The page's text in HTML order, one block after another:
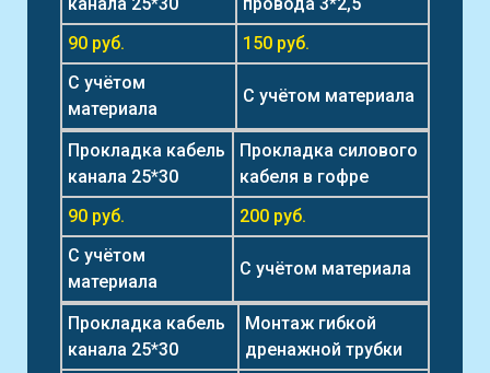
90 руб.
150 руб.
С учётом
материала
С учётом материала
Прокладка кабель
канала 25*30
Прокладка силового
кабеля в гофре
90 руб.
200 руб.
С учётом
материала
С учётом материала
Прокладка кабель
канала 25*30
Монтаж гибкой
дренажной трубки